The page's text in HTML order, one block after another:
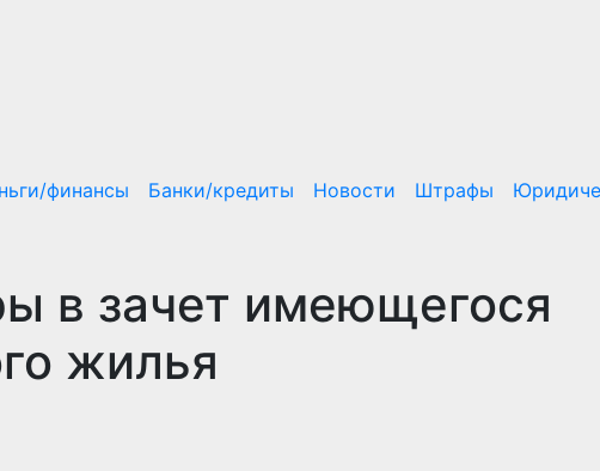
финансы Банки/кредиты Новости Штрафы
в зачет имеющегося
жилья